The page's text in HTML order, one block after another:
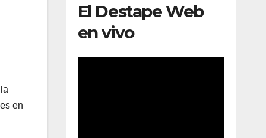
en
El Destape Web
en vivo